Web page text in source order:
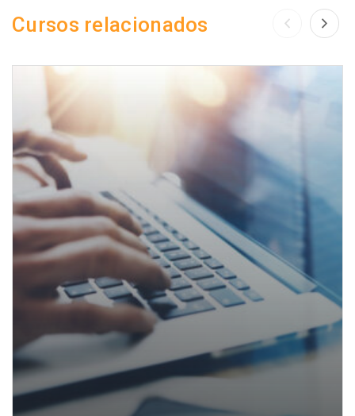
Cursos relacionados